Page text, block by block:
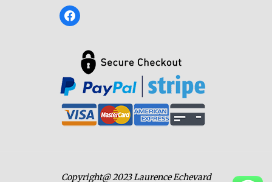
facebook
Copyright@ 2023 Laurence Echevard